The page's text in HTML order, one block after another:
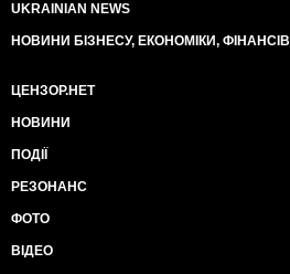
UKRAINIAN NEWS
НОВИНИ БІЗНЕСУ, ЕКОНОМІКИ, ФІНАНСІВ
ЦЕНЗОР.НЕТ
НОВИНИ
ПОДІЇ
РЕЗОНАНС
ФОТО
ВІДЕО